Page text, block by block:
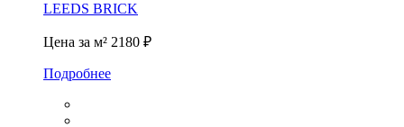
LEEDS BRICK
Цена за м² 2180 ₽
Подробнее